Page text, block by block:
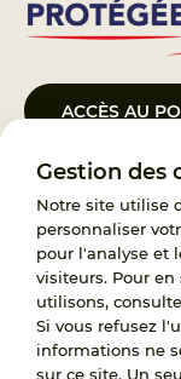
Gestion des
Notre site utilise
personnaliser
pour l'analyse et
visiteurs. Pour
utilisons,
Si vous refusez
informations ne
sur ce site. Un
ACCÈS AU
Le Groupement
janvier 2023, a pour
119,
demandes d’accès
Protégée est
l’ensemble des
politique publique à
nationaux.